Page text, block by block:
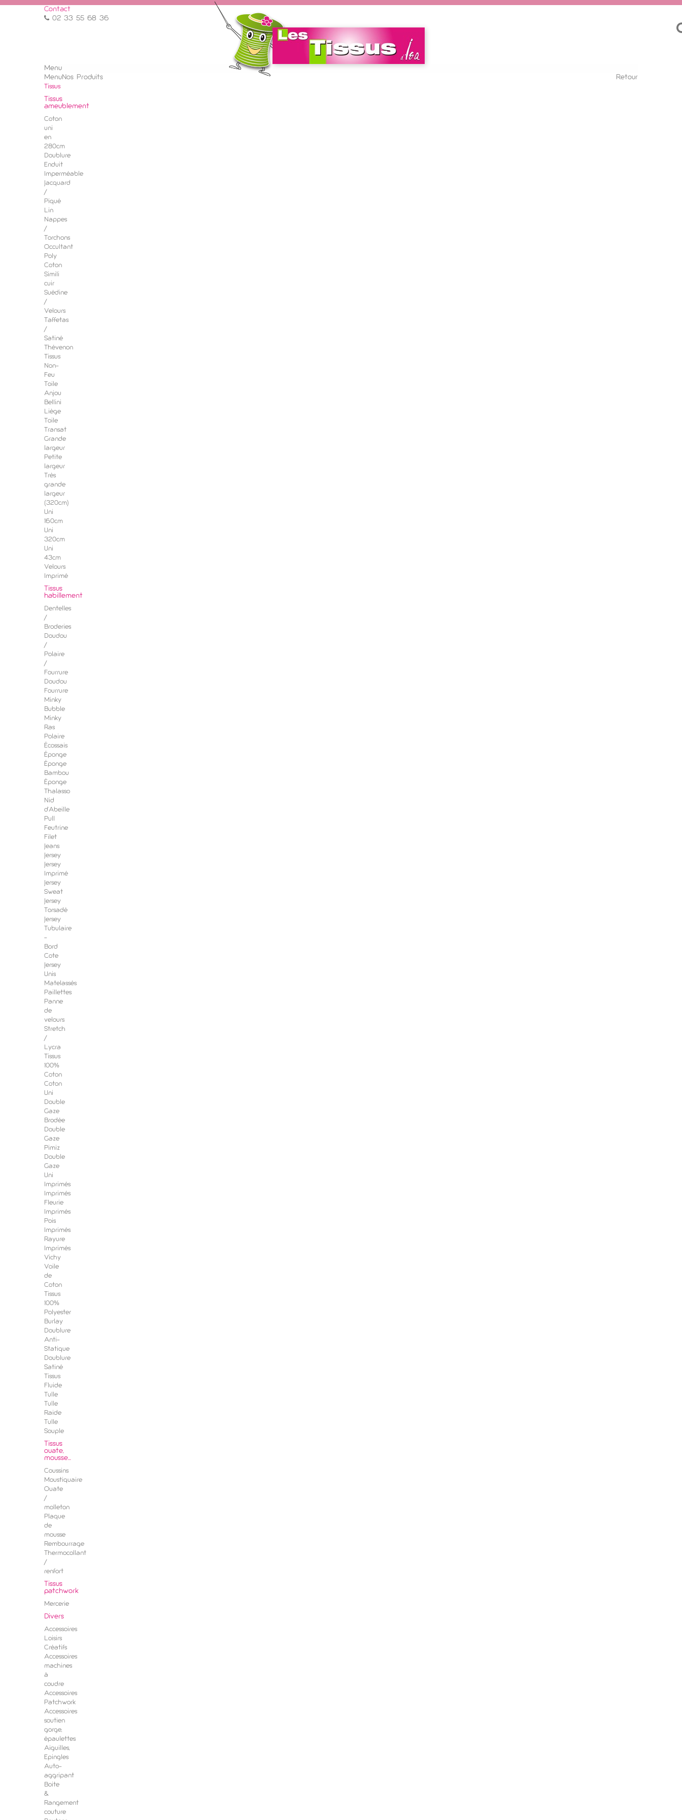
Contact
02 33 55 68 36
Menu
Menu
Retour
Nos Produits
Tissus
Tissus
ameublement
Coton
uni
en
280cm
Doublure
Enduit
Imperméable
Jacquard
/
Piqué
Lin
Nappes
/
Torchons
Occultant
Poly
Coton
Simili
cuir
Suédine
/
Velours
Taffetas
/
Satiné
Thévenon
Tissus
Non-
Feu
Toile
Anjou
Bellini
Liège
Toile
Transat
Grande
largeur
Petite
largeur
Très
grande
largeur
(320cm)
Uni
160cm
Uni
320cm
Uni
43cm
Velours
Imprimé
Tissus
habillement
Dentelles
/
Broderies
Doudou
/
Polaire
/
Fourrure
Doudou
Fourrure
Minky
Bubble
Minky
Ras
Polaire
Écossais
Éponge
Éponge
Bambou
Éponge
Thalasso
Nid
d'Abeille
Pull
Feutrine
Filet
Jeans
Jersey
Jersey
Imprimé
Jersey
Sweat
Jersey
Torsadé
Jersey
Tubulaire
-
Bord
Cote
Jersey
Unis
Matelassés
Paillettes
Panne
de
velours
Stretch
/
Lycra
Tissus
100%
Coton
Coton
Uni
Double
Gaze
Brodée
Double
Gaze
Pimiz
Double
Gaze
Uni
Imprimés
Imprimés
Fleurie
Imprimés
Pois
Imprimés
Rayure
Imprimés
Vichy
Voile
de
Coton
Tissus
100%
Polyester
Burlay
Doublure
Anti-
Statique
Doublure
Satiné
Tissus
Fluide
Tulle
Tulle
Raide
Tulle
Souple
Tissus
ouate,
mousse...
Coussins
Moustiquaire
Ouate
/
molleton
Plaque
de
mousse
Rembourrage
Thermocollant
/
renfort
Tissus
patchwork
Mercerie
Divers
Accessoires
Loisirs
Créatifs
Accessoires
machines
à
coudre
Accessoires
Patchwork
Accessoires
soutien
gorge,
épaulettes
Aiguilles,
Epingles
Auto-
aggripant
Boite
&
Rangement
couture